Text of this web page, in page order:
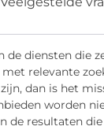
de diensten die
relevante
dan is het
worden
de resultaten